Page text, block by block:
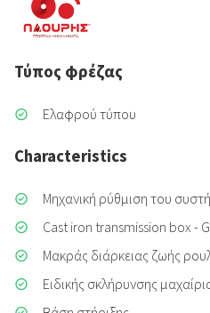
Τύπος φρέζας
Ελαφρού τύπου
Characteristics
Μηχανική ρύθμιση του
Cast iron transmission box -
Μακράς διάρκειας ζωής
Ειδικής σκλήρυνσης